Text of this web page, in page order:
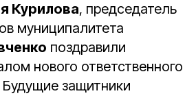
Курилова, председатель
муниципалитета
поздравили
нового ответственного
Будущие защитники